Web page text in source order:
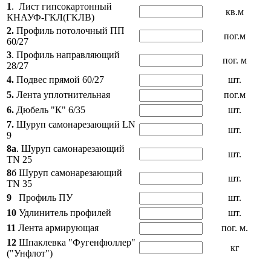
1. Лист гипсокартонный
КНАУФ-ГКЛ(ГКЛВ)
кв.м
2. Профиль потолочный ПП
60/27
пог.м
3. Профиль направляющий
28/27
пог. м
4. Подвес прямой 60/27
шт.
5. Лента уплотнительная
пог.м
6. Дюбель "К" 6/35
шт.
7. Шуруп самонарезающий LN
9
шт.
8а. Шуруп самонарезающий
TN 25
шт.
8б Шуруп самонарезающий
TN 35
шт.
9
Профиль ПУ
шт.
10 Удлинитель профилей
шт.
11 Лента армирующая
пог. м.
12 Шпаклевка "Фугенфюллер"
("Унфлот")
кг